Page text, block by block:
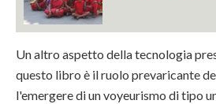
Un altro aspetto della tecnologia
questo libro è il ruolo prevaricante
l'emergere di un voyeurismo di tipo